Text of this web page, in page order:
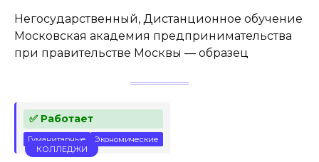
Негосударственный, Дистанционное обучение
Московская академия предпринимательства
при правительстве Москвы — образец
✅ Работает
Гуманитарные
Экономические
КОЛЛЕДЖИ